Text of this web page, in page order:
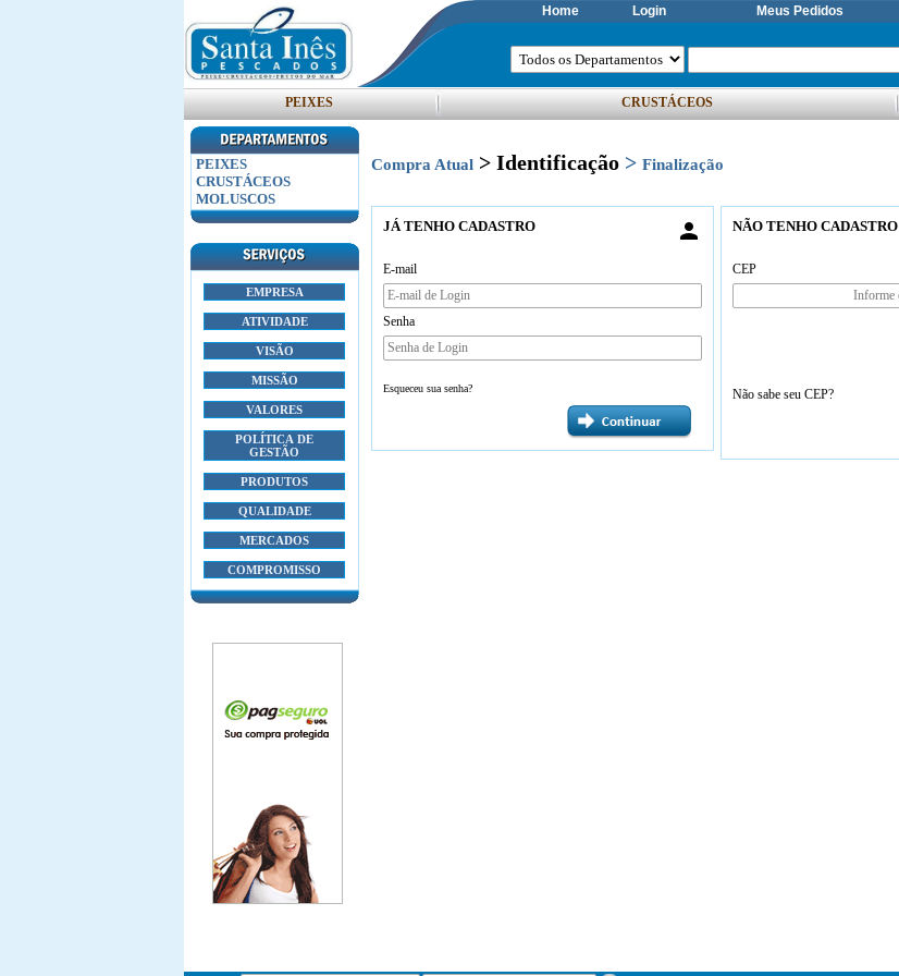
Home Login Meus Pedidos
PEIXES CRUSTÁCEOS
PEIXES
CRUSTÁCEOS
MOLUSCOS
EMPRESA
ATIVIDADE
VISÃO
MISSÃO
VALORES
POLÍTICA DE
GESTÃO
PRODUTOS
QUALIDADE
MERCADOS
COMPROMISSO
Compra Atual > Identificação > Finalização
JÁ TENHO CADASTRO 
E-mail
Senha
Esqueceu sua senha?
NÃO TENHO CADASTRO
CEP
Não sabe seu CEP?